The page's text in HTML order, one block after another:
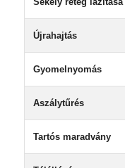
Újrahajtás
Gyomelnyomás
Aszálytűrés
Tartós maradvány